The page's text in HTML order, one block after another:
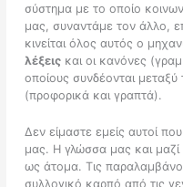
σύστημα με το οποίο
μας, συναντάμε τον άλλο,
κινείται όλος αυτός ο
λέξειςκαι οι κανόνες
οποίους συνδέονται
(προφορικά και γραπτά).
Δεν είμαστε εμείς αυτοί
μας. Η γλώσσα μας και μαζί
ως άτομα. Τις
συλλογικό καρπό από τις